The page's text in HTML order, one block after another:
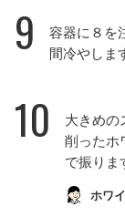
9
容器に８を
間冷やしま
10
大きめの
削ったホ
で振りま
ホワ